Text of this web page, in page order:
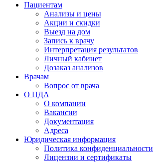
Пациентам
Анализы и цены
Акции и скидки
Выезд на дом
Запись к врачу
Интерпретация результатов
Личный кабинет
Дозаказ анализов
Врачам
Вопрос от врача
О ЦДА
О компании
Вакансии
Документация
Адреса
Юридическая информация
Политика конфиденциальности
Лицензии и сертификаты